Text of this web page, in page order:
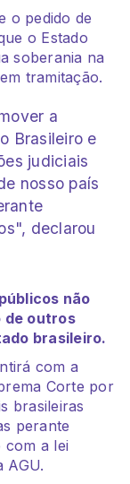
o pedido de
o Estado
soberania na
tramitação.
a
Brasileiro e
judiciais
nosso país
declarou
não
de outros
brasileiro.
com a
Corte por
brasileiras
perante
com a lei
AGU.